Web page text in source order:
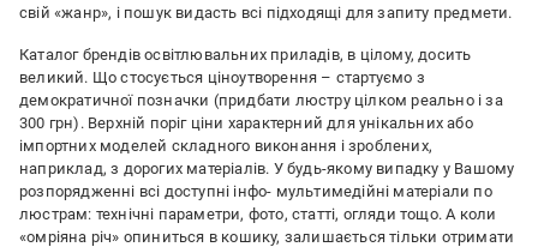
свій «жанр», і пошук видасть всі підходящі для запиту предмети.
Каталог брендів освітлювальних приладів, в цілому, досить
великий. Що стосується ціноутворення – стартуємо з
демократичної позначки (придбати люстру цілком реально і за
300 грн). Верхній поріг ціни характерний для унікальних або
імпортних моделей складного виконання і зроблених,
наприклад, з дорогих матеріалів. У будь-якому випадку у Вашому
розпорядженні всі доступні інфо- мультимедійні матеріали по
люстрам: технічні параметри, фото, статті, огляди тощо. А коли
«омріяна річ» опиниться в кошику, залишається тільки отримати